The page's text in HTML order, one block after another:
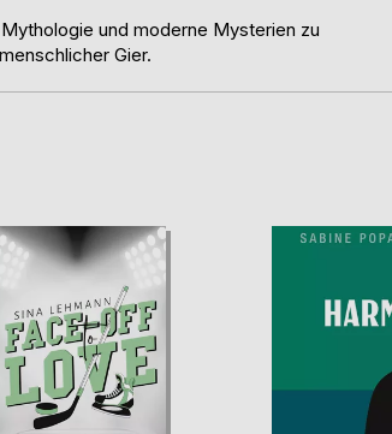
und moderne Mysterien zu
Gier.